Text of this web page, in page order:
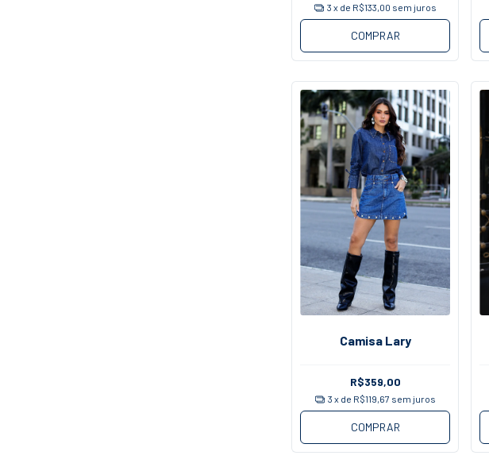
3 x de R$133,00 sem juros
COMPRAR
Camisa Lary
R$359,00
3 x de R$119,67 sem juros
COMPRAR